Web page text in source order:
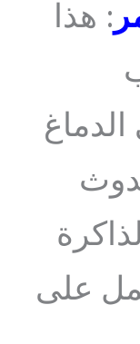
: هذا
على